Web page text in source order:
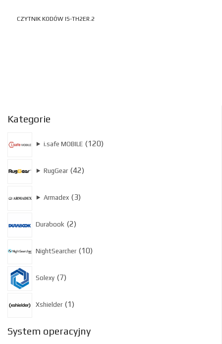
CZYTNIK KODÓW IS-TH2ER.2
Kategorie
⯈ i.safe MOBILE 120
⯈ RugGear 42
⯈ Armadex 3
Durabook 2
NightSearcher 10
Solexy 7
Xshielder 1
System operacyjny